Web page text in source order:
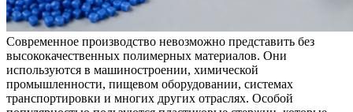
Современное производство невозможно представить без
высококачественных полимерных материалов. Они
используются в машиностроении, химической
промышленности, пищевом оборудовании, системах
транспортировки и многих других отраслях. Особой